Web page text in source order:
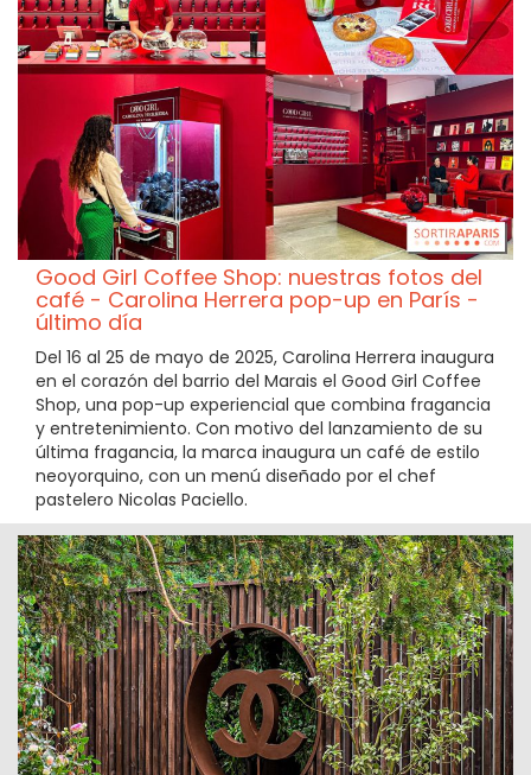
Good Girl Coffee Shop: nuestras fotos del
café - Carolina Herrera pop-up en París -
último día
Del 16 al 25 de mayo de 2025, Carolina Herrera inaugura
en el corazón del barrio del Marais el Good Girl Coffee
Shop, una pop-up experiencial que combina fragancia
y entretenimiento. Con motivo del lanzamiento de su
última fragancia, la marca inaugura un café de estilo
neoyorquino, con un menú diseñado por el chef
pastelero Nicolas Paciello.